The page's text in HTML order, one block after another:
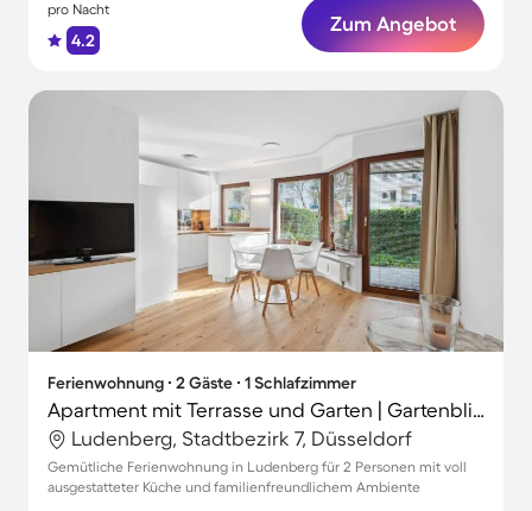
pro Nacht
4.2
Zum Angebot
Ferienwohnung ∙ 2 Gäste ∙ 1 Schlafzimmer
Apartment mit Terrasse und Garten | Gartenblick
Ludenberg, Stadtbezirk 7, Düsseldorf
Gemütliche Ferienwohnung in Ludenberg für 2 Personen mit voll
ausgestatteter Küche und familienfreundlichem Ambiente